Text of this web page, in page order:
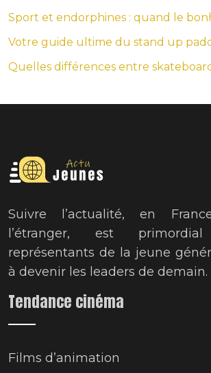
Sport et endorphines : quand le
Votre guide ultime du stand up
Quelles différences entre
Suivre l’actualité, en
l’étranger, est
représentants de la jeune
à devenir les leaders de demain.
Tendance cinéma
Films d’animation